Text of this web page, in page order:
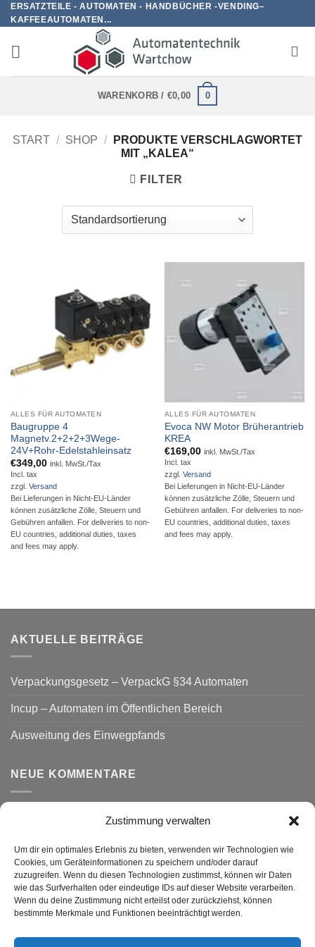
Zustimmung verwalten
Um dir ein optimales Erlebnis zu bieten, verwenden wir Technologien wie
Cookies, um Geräteinformationen zu speichern und/oder darauf
zuzugreifen. Wenn du diesen Technologien zustimmst, können wir Daten
wie das Surfverhalten oder eindeutige IDs auf dieser Website verarbeiten.
Wenn du deine Zustimmung nicht erteilst oder zurückziehst, können
bestimmte Merkmale und Funktionen beeinträchtigt werden.
Zum
Inhalt
springen
ERSATZTEILE - AUTOMATEN - HANDBÜCHER -VENDING–
KAFFEEAUTOMATEN...
WARENKORB / €0,00 0
START / SHOP /
PRODUKTE VERSCHLAGWORTET
MIT „KALEA“
FILTER
ALLES FÜR AUTOMATEN
Baugruppe 4
Magnetv.2+2+2+3Wege-
24V+Rohr-Edelstahleinsatz
€349,00 inkl. MwSt./Tax
Incl. tax
zzgl. Versand
Bei Lieferungen in Nicht-EU-Länder
können zusätzliche Zölle, Steuern und
Gebühren anfallen. For deliveries to non-
EU countries, additional duties, taxes
and fees may apply.
ALLES FÜR AUTOMATEN
Evoca NW Motor Brüherantrieb
KREA
€169,00 inkl. MwSt./Tax
Incl. tax
zzgl. Versand
Bei Lieferungen in Nicht-EU-Länder
können zusätzliche Zölle, Steuern und
Gebühren anfallen. For deliveries to non-
EU countries, additional duties, taxes
and fees may apply.
AKTUELLE BEITRÄGE
Verpackungsgesetz – VerpackG §34 Automaten
Incup – Automaten im Öffentlichen Bereich
Ausweitung des Einwegpfands
NEUE KOMMENTARE